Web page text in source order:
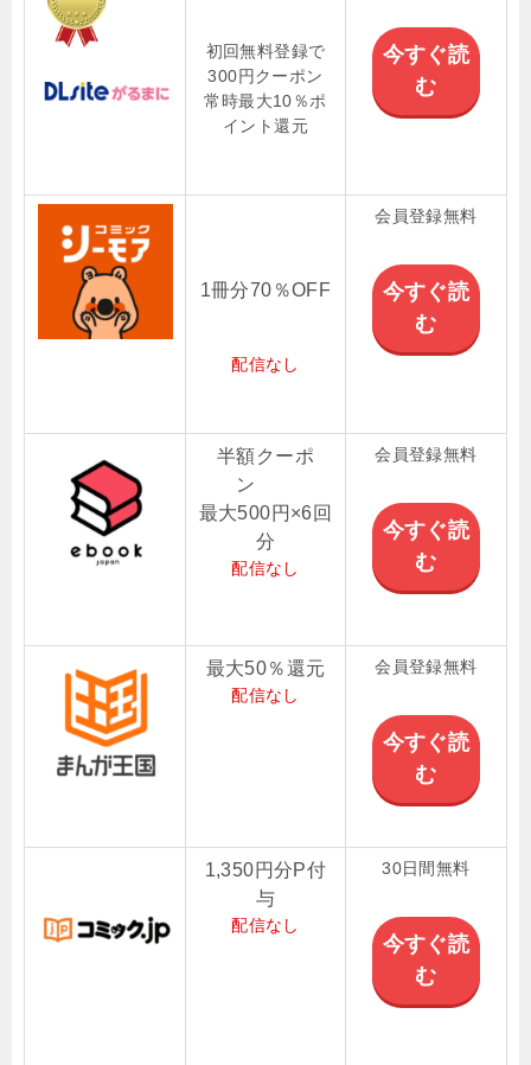
初回無料登録で
300円クーポン
常時最大10％ポ
イント還元
今すぐ読
む
1冊分70％OFF
配信なし
会員登録無料
今すぐ読
む
半額クーポ
ン
最大500円×6回
分
配信なし
会員登録無料
今すぐ読
む
最大50％還元
配信なし
会員登録無料
今すぐ読
む
1,350円分P付
与
配信なし
30日間無料
今すぐ読
む